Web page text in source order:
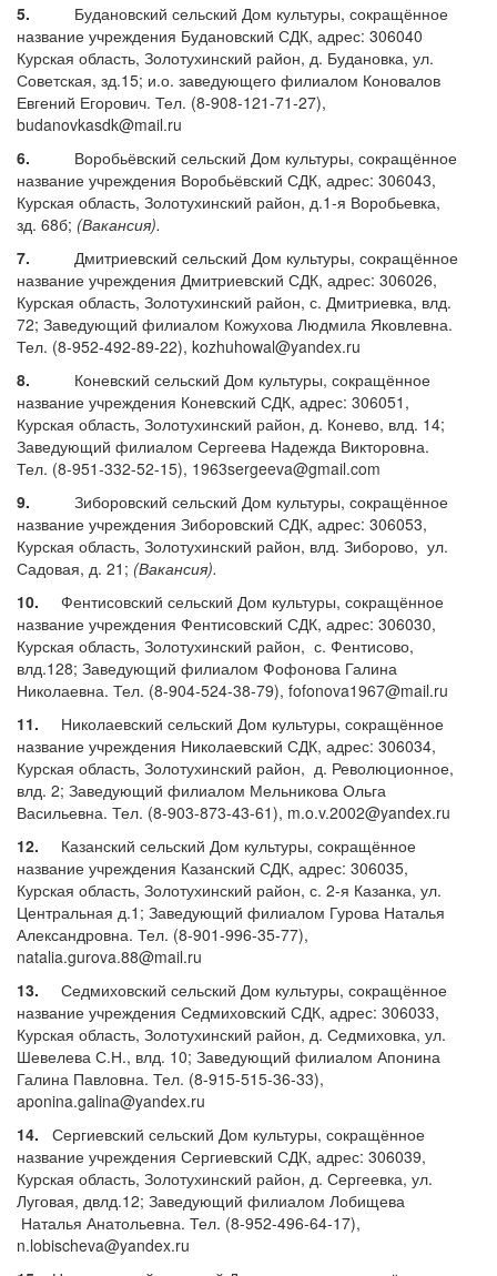
5.
Будановский сельский Дом культуры, сокращённое
название учреждения Будановский СДК, адрес: 306040
Курская область, Золотухинский район, д. Будановка, ул.
Советская, зд.15; и.о. заведующего филиалом Коновалов
Евгений Егорович. Тел. (8-908-121-71-27),
budanovkasdk@mail.ru
6. Воробьёвский сельский Дом культуры, сокращённое
название учреждения Воробьёвский СДК, адрес: 306043,
Курская область, Золотухинский район, д.1-я Воробьевка,
зд. 68б; (Вакансия).
7.
Дмитриевский сельский Дом культуры, сокращённое
название учреждения Дмитриевский СДК, адрес: 306026,
Курская область, Золотухинский район, с. Дмитриевка, влд.
72; Заведующий филиалом Кожухова Людмила Яковлевна.
Тел. (8-952-492-89-22), kozhuhowal@yandex.ru
8.
Коневский сельский Дом культуры, сокращённое
название учреждения Коневский СДК, адрес: 306051,
Курская область, Золотухинский район, д. Конево, влд. 14;
Заведующий филиалом Сергеева Надежда Викторовна.
Тел. (8-951-332-52-15), 1963sergeeva@gmail.com
9.
Зиборовский сельский Дом культуры, сокращённое
название учреждения Зиборовский СДК, адрес: 306053,
Курская область, Золотухинский район, влд. Зиборово, ул.
Садовая, д. 21; (Вакансия).
10.
Фентисовский сельский Дом культуры, сокращённое
название учреждения Фентисовский СДК, адрес: 306030,
Курская область, Золотухинский район, с. Фентисово,
влд.128; Заведующий филиалом Фофонова Галина
Николаевна. Тел. (8-904-524-38-79), fofonova1967@mail.ru
11.
Николаевский сельский Дом культуры, сокращённое
название учреждения Николаевский СДК, адрес: 306034,
Курская область, Золотухинский район, д. Революционное,
влд. 2; Заведующий филиалом Мельникова Ольга
Васильевна. Тел. (8-903-873-43-61), m.o.v.2002@yandex.ru
12.
Казанский сельский Дом культуры, сокращённое
название учреждения Казанский СДК, адрес: 306035,
Курская область, Золотухинский район, с. 2-я Казанка, ул.
Центральная д.1; Заведующий филиалом Гурова Наталья
Александровна. Тел. (8-901-996-35-77),
natalia.gurova.88@mail.ru
13.
Седмиховский сельский Дом культуры, сокращённое
название учреждения Седмиховский СДК, адрес: 306033,
Курская область, Золотухинский район, д. Седмиховка, ул.
Шевелева С.Н., влд. 10; Заведующий филиалом Апонина
Галина Павловна. Тел. (8-915-515-36-33),
aponina.galina@yandex.ru
14.
Сергиевский сельский Дом культуры, сокращённое
название учреждения Сергиевский СДК, адрес: 306039,
Курская область, Золотухинский район, д. Сергеевка, ул.
Луговая, двлд.12; Заведующий филиалом Лобищева
Наталья Анатольевна. Тел. (8-952-496-64-17),
n.lobischeva@yandex.ru